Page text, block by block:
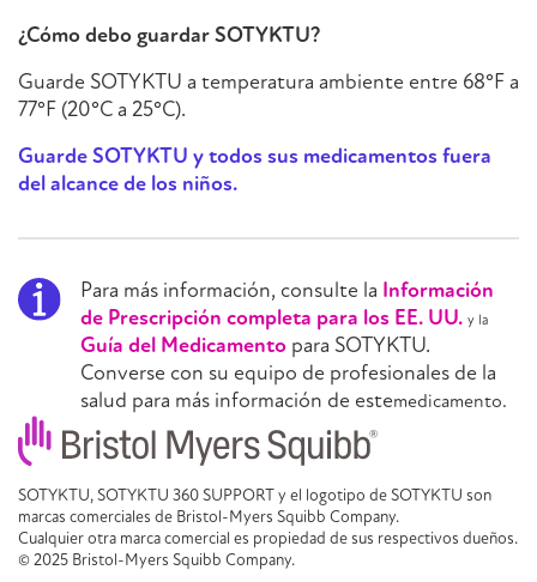
¿Cómo debo guardar SOTYKTU?
Guarde SOTYKTU a temperatura ambiente entre 68°F a
77°F (20°C a 25°C).
Guarde SOTYKTU y todos sus medicamentos fuera
del alcance de los niños.
Para más información, consulte la Información
de Prescripción completa para los EE. UU. y la
Guía del Medicamento para SOTYKTU.
Converse con su equipo de profesionales de la
salud para más información de estemedicamento.
SOTYKTU, SOTYKTU 360 SUPPORT y el logotipo de SOTYKTU son
marcas comerciales de Bristol-Myers Squibb Company.
Cualquier otra marca comercial es propiedad de sus respectivos dueños.
© 2025 Bristol-Myers Squibb Company.